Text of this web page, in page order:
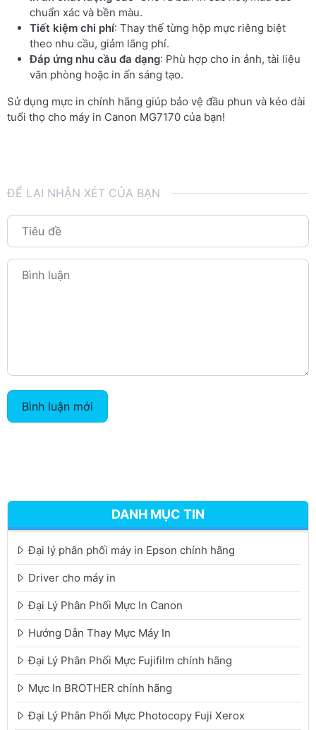
chuẩn xác và bền màu.
Tiết kiệm chi phí: Thay thế từng hộp mực riêng biệt
theo nhu cầu, giảm lãng phí.
Đáp ứng nhu cầu đa dạng: Phù hợp cho in ảnh, tài liệu
văn phòng hoặc in ấn sáng tạo.
Sử dụng mực in chính hãng giúp bảo vệ đầu phun và kéo dài
tuổi thọ cho máy in Canon MG7170 của bạn!
ĐỂ LẠI NHẬN XÉT CỦA BẠN
Bình luận mới
DANH MỤC TIN
Đại lý phân phối máy in Epson chính hãng
Driver cho máy in
Đại Lý Phân Phối Mực In Canon
Hướng Dẫn Thay Mực Máy In
Đại Lý Phân Phối Mực Fujifilm chính hãng
Mực In BROTHER chính hãng
Đại Lý Phân Phối Mực Photocopy Fuji Xerox